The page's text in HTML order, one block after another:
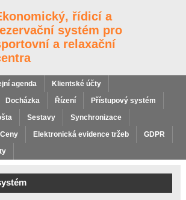
řídicí a
systém pro
a relaxační
agenda
Klientské účty
Docházka Řízení
Přístupový systém
Sestavy
Synchronizace
Ceny Elektronická evidence tržeb
GDPR